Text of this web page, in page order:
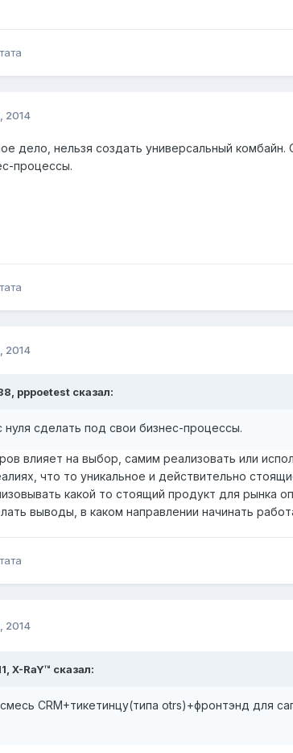
2014
дело, нельзя создать универсальный
процессы.
2014
pppoetest сказал:
сделать под свои бизнес-процессы.
влияет на выбор, самим реализовать или
что то уникальное и действительно
какой то стоящий продукт для рынка
выводы, в каком направлении начинать
2014
X-RaY™ сказал:
CRM+тикетинцу(типа otrs)+фронтэнд для